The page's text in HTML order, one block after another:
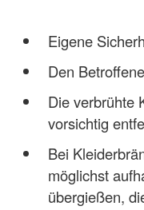
Eigene
Den
Die verbrühte
vorsichtig
Bei
möglichst
übergießen,